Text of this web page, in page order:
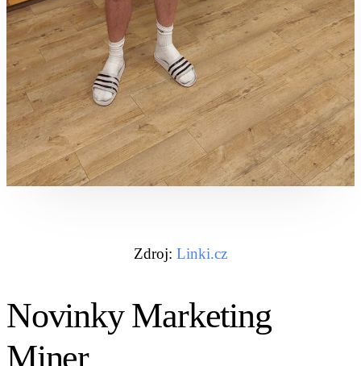
Zdroj: Linki.cz
Novinky Marketing
Miner